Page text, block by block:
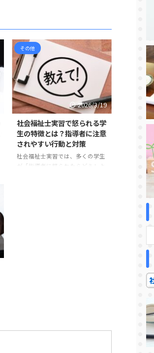
その他
2026/3/19
社会福祉士実習で怒られる学
生の特徴とは？指導者に注意
されやすい行動と対策
社会福祉士実習では、多くの学生
が「指導者に怒られたらどうしよ